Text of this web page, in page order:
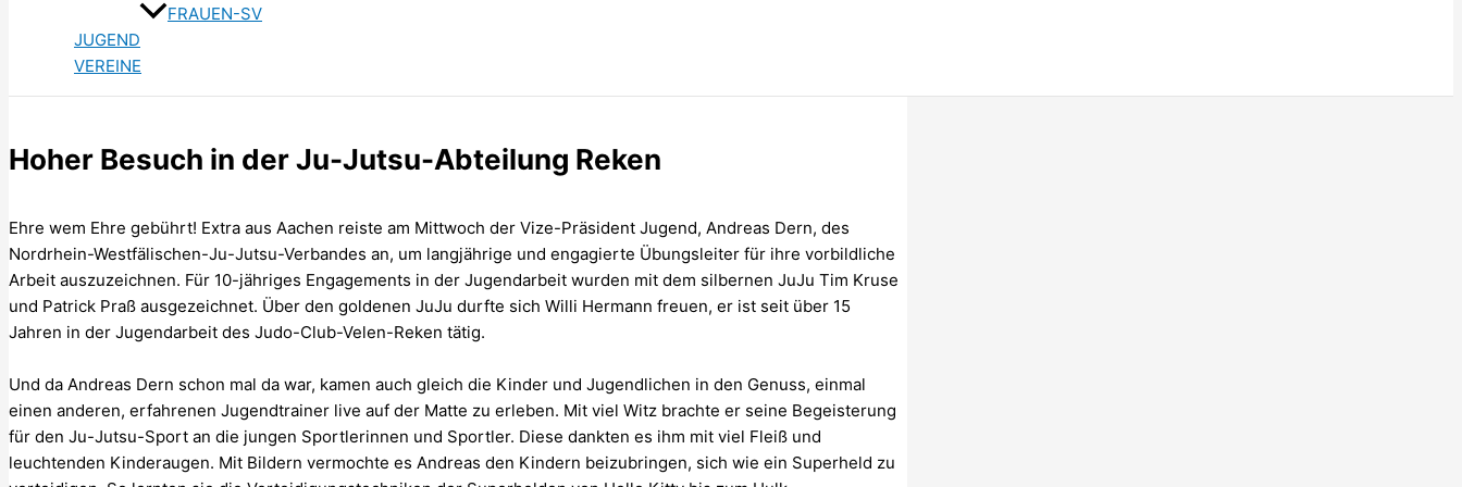
FRAUEN-SV
JUGEND
VEREINE
Hoher Besuch in der Ju-Jutsu-Abteilung Reken
Ehre wem Ehre gebührt! Extra aus Aachen reiste am Mittwoch der Vize-Präsident Jugend, Andreas Dern, des
Nordrhein-Westfälischen​​​​​​-Ju-Jutsu-Verbandes an, um langjährige und engagierte Übungsleiter für ihre vorbildliche
Arbeit auszuzeichnen. Für 10-jähriges Engagements in der Jugendarbeit wurden mit dem silbernen JuJu Tim Kruse
und Patrick Praß ausgezeichnet. Über den goldenen JuJu durfte sich Willi Hermann freuen, er ist seit über 15
Jahren in der Jugendarbeit des Judo-Club-Velen-Reken tätig.
Und da Andreas Dern schon mal da war, kamen auch gleich die Kinder und Jugendlichen in den Genuss, einmal
einen anderen, erfahrenen Jugendtrainer live auf der Matte zu erleben. Mit viel Witz brachte er seine Begeisterung
für den Ju-Jutsu-Sport an die jungen Sportlerinnen und Sportler. Diese dankten es ihm mit viel Fleiß und
leuchtenden Kinderaugen. Mit Bildern vermochte es Andreas den Kindern beizubringen, sich wie ein Superheld zu